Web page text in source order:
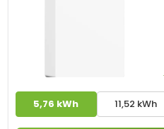
5,76 kWh 11,52 kWh